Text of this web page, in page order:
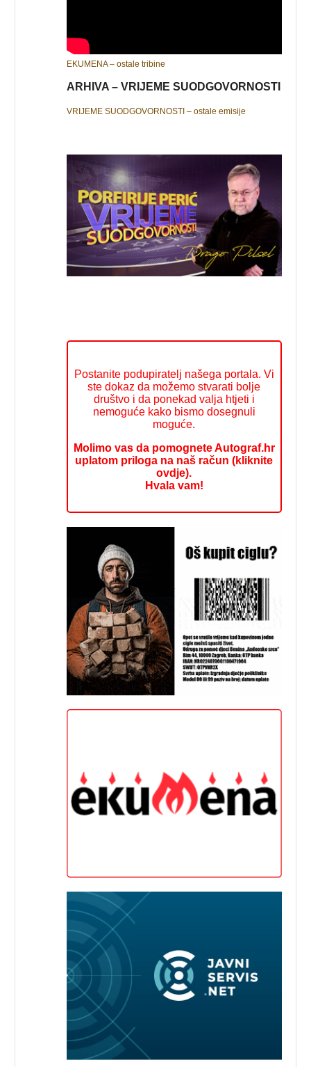
EKUMENA – ostale tribine
ARHIVA – VRIJEME SUODGOVORNOSTI
VRIJEME SUODGOVORNOSTI – ostale emisije
Postanite podupiratelj našega portala. Vi
ste dokaz da možemo stvarati bolje
društvo i da ponekad valja htjeti i
nemoguće kako bismo dosegnuli
moguće.
Molimo vas da pomognete Autograf.hr
uplatom priloga na naš račun (kliknite
ovdje).
Hvala vam!